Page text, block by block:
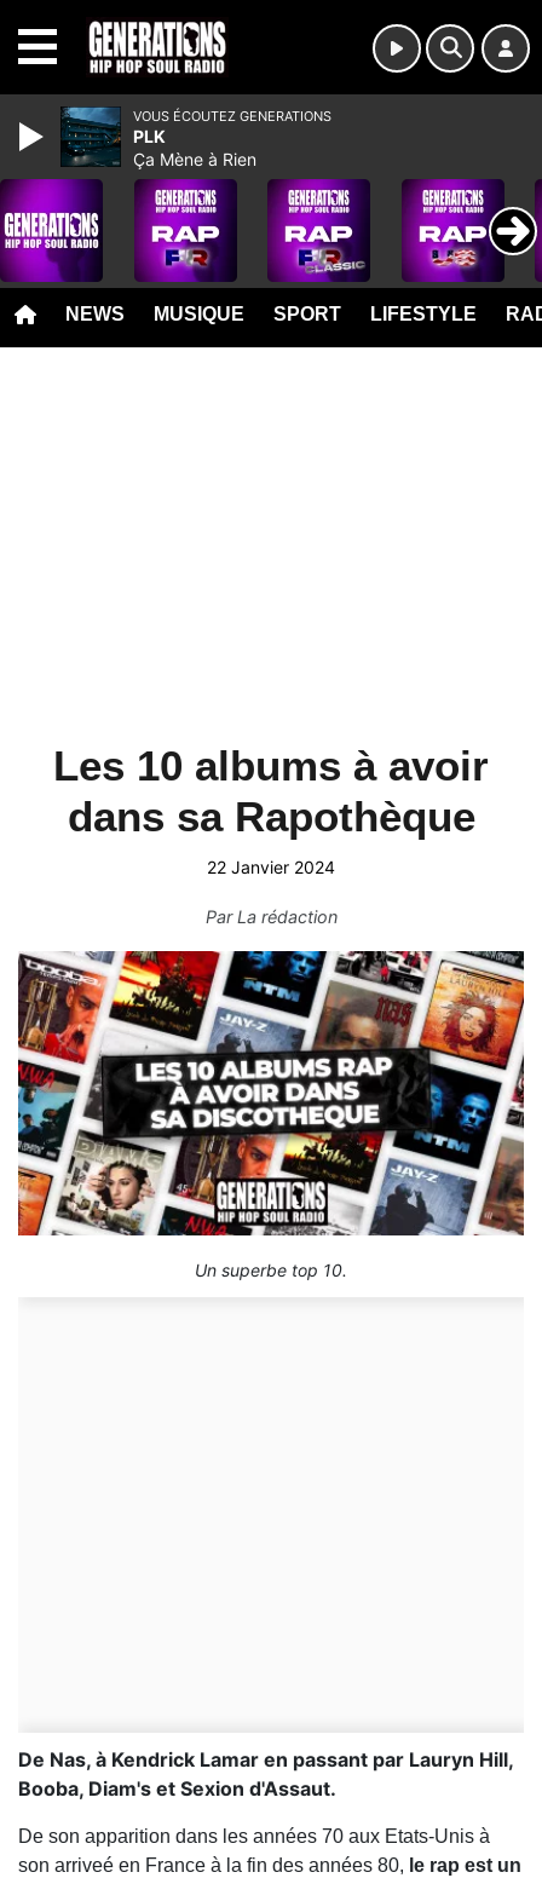
NEWS MUSIQUE SPORT LIFESTYLE
Les 10 albums à avoir
dans sa Rapothèque
22 Janvier 2024
ParLa rédaction
Un superbe top 10.
De Nas, à Kendrick Lamar en passant par Lauryn Hill,
Booba, Diam's et Sexion d'Assaut.
De son apparition dans les années 70 aux Etats-Unis à
son arriveé en France à la fin des années 80, le rap est un
VOUS ÉCOUTEZ GENERATIONS
PLK
Ça Mène à Rien